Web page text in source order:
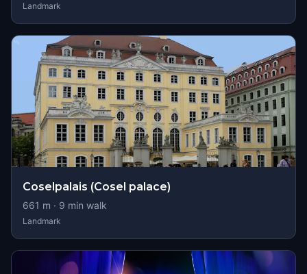
Landmark
Coselpalais (Cosel palace)
661 m · 9 min walk
Landmark